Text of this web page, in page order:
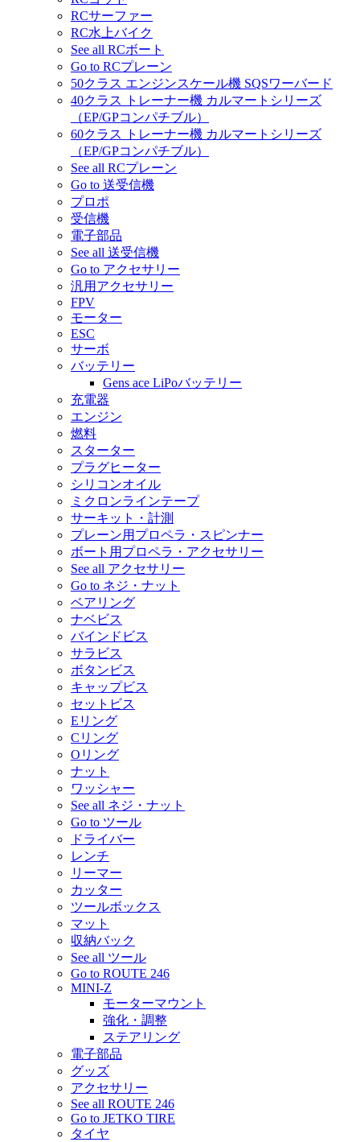
RCサーファー
RC水上バイク
See all RCボート
Go to RCプレーン
50クラス エンジンスケール機 SQSワーバード
40クラス トレーナー機 カルマートシリーズ
（EP/GPコンパチブル）
60クラス トレーナー機 カルマートシリーズ
（EP/GPコンパチブル）
See all RCプレーン
Go to 送受信機
プロポ
受信機
電子部品
See all 送受信機
Go to アクセサリー
汎用アクセサリー
FPV
モーター
ESC
サーボ
バッテリー
Gens ace LiPoバッテリー
充電器
エンジン
燃料
スターター
プラグヒーター
シリコンオイル
ミクロンラインテープ
サーキット・計測
プレーン用プロペラ・スピンナー
ボート用プロペラ・アクセサリー
See all アクセサリー
Go to ネジ・ナット
ベアリング
ナベビス
バインドビス
サラビス
ボタンビス
キャップビス
セットビス
Eリング
Cリング
Oリング
ナット
ワッシャー
See all ネジ・ナット
Go to ツール
ドライバー
レンチ
リーマー
カッター
ツールボックス
マット
収納バック
See all ツール
Go to ROUTE 246
MINI-Z
モーターマウント
強化・調整
ステアリング
電子部品
グッズ
アクセサリー
See all ROUTE 246
Go to JETKO TIRE
タイヤ